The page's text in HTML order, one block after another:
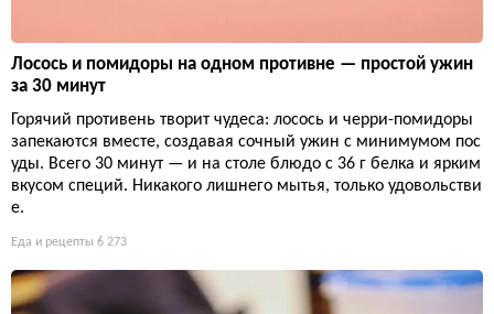
Лосось и помидоры на одном противне — простой ужин
за 30 минут
Горячий противень творит чудеса: лосось и черри-помидоры
запекаются вместе, создавая сочный ужин с минимумом пос
уды. Всего 30 минут — и на столе блюдо с 36 г белка и ярким
вкусом специй. Никакого лишнего мытья, только удовольстви
е.
Еда и рецепты 6 273